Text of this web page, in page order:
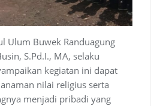
Ulum Buwek Randuagung
S.Pd.I., MA, selaku
kegiatan ini dapat
nilai religius serta
menjadi pribadi yang